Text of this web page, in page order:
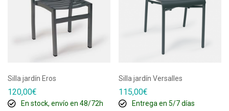
Silla jardín Eros
120,00€
En stock, envío en 48/72h
Silla jardín Versalles
115,00€
Entrega en 5/7 días